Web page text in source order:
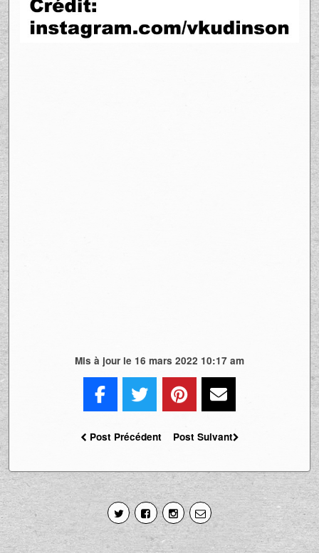
Mis à jour le 16 mars 2022 10:17 am
Post Précédent Post Suivant